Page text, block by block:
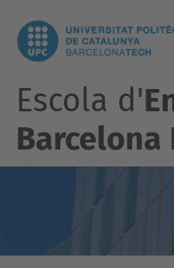
Escola d'
Barcelona